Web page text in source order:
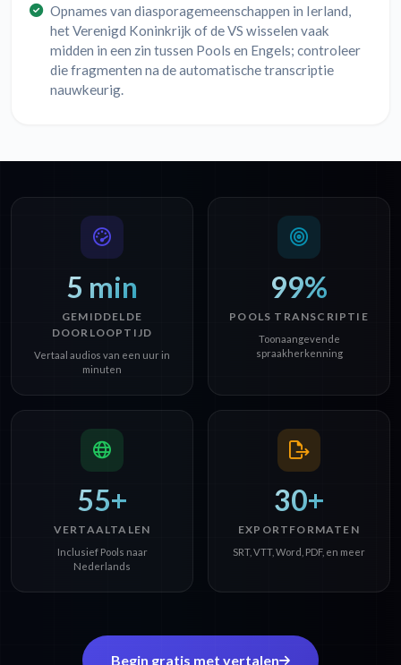
Opnames van diasporagemeenschappen in Ierland,
het Verenigd Koninkrijk of de VS wisselen vaak
midden in een zin tussen Pools en Engels; controleer
die fragmenten na de automatische transcriptie
nauwkeurig.
5 min
GEMIDDELDE
DOORLOOPTIJD
Vertaal audios van een uur in
minuten
99%
POOLS TRANSCRIPTIE
Toonaangevende
spraakherkenning
55+
VERTAALTALEN
Inclusief Pools naar
Nederlands
30+
EXPORTFORMATEN
SRT, VTT, Word, PDF, en meer
Begin gratis met vertalen